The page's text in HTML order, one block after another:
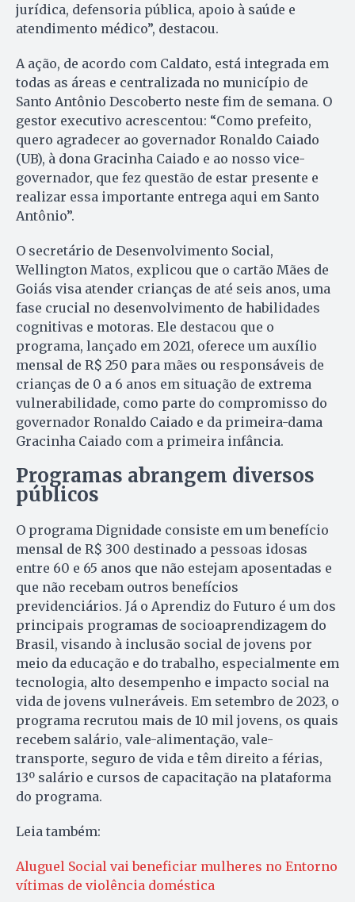
jurídica, defensoria pública, apoio à saúde e
atendimento médico”, destacou.
A ação, de acordo com Caldato, está integrada em
todas as áreas e centralizada no município de
Santo Antônio Descoberto neste fim de semana. O
gestor executivo acrescentou: “Como prefeito,
quero agradecer ao governador Ronaldo Caiado
(UB), à dona Gracinha Caiado e ao nosso vice-
governador, que fez questão de estar presente e
realizar essa importante entrega aqui em Santo
Antônio”.
O secretário de Desenvolvimento Social,
Wellington Matos, explicou que o cartão Mães de
Goiás visa atender crianças de até seis anos, uma
fase crucial no desenvolvimento de habilidades
cognitivas e motoras. Ele destacou que o
programa, lançado em 2021, oferece um auxílio
mensal de R$ 250 para mães ou responsáveis de
crianças de 0 a 6 anos em situação de extrema
vulnerabilidade, como parte do compromisso do
governador Ronaldo Caiado e da primeira-dama
Gracinha Caiado com a primeira infância.
Programas abrangem diversos
públicos
O programa Dignidade consiste em um benefício
mensal de R$ 300 destinado a pessoas idosas
entre 60 e 65 anos que não estejam aposentadas e
que não recebam outros benefícios
previdenciários. Já o Aprendiz do Futuro é um dos
principais programas de socioaprendizagem do
Brasil, visando à inclusão social de jovens por
meio da educação e do trabalho, especialmente em
tecnologia, alto desempenho e impacto social na
vida de jovens vulneráveis. Em setembro de 2023, o
programa recrutou mais de 10 mil jovens, os quais
recebem salário, vale-alimentação, vale-
transporte, seguro de vida e têm direito a férias,
13º salário e cursos de capacitação na plataforma
do programa.
Leia também:
Aluguel Social vai beneficiar mulheres no Entorno
vítimas de violência doméstica